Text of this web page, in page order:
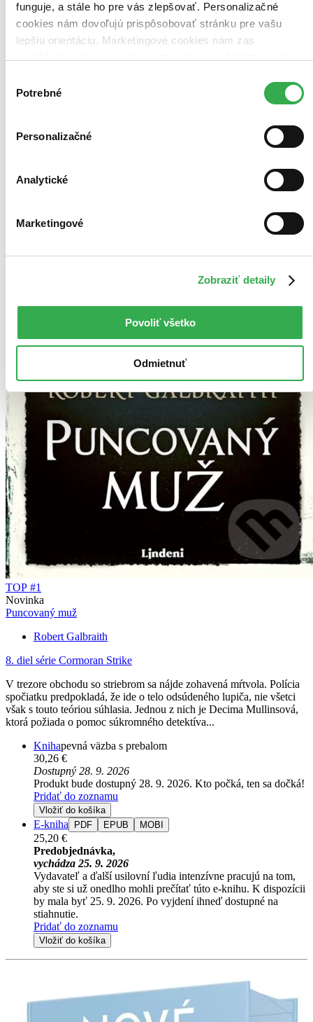
funguje, a stále ho pre vás zlepšovať. Personalizačné
cookies nám dovoľujú prispôsobovať stránku pre vašu
lepšiu orientáciu. Marketingové cookies nám zas
keby sme mohli používať všetky tieto cookies. Ďakujeme!
súhlasu
Potrebné
Personalizačné
Analytické
Marketingové
Zobraziť detaily
Povoliť všetko
Odmietnuť
Bestsellery
Top hodnotené
Najdrahšie
Najlacnejšie
v predpredaji
TOP #1
Novinka
Puncovaný muž
Robert Galbraith
8. diel série Cormoran Strike
V trezore obchodu so striebrom sa nájde zohavená mŕtvola. Polícia
spočiatku predpokladá, že ide o telo odsúdeného lupiča, nie všetci
však s touto teóriou súhlasia. Jednou z nich je Decima Mullinsová,
ktorá požiada o pomoc súkromného detektíva...
Knihapevná väzba s prebalom
30,26 €
Dostupný 28. 9. 2026
Produkt bude dostupný 28. 9. 2026. Kto počká, ten sa dočká!
Pridať do zoznamu
Vložiť do košíka
E-kniha PDF EPUB MOBI
25,20 €
Predobjednávka,
vychádza 25. 9. 2026
Vydavateľ a ďalší usilovní ľudia intenzívne pracujú na tom,
aby ste si už onedlho mohli prečítať túto e-knihu. K dispozícii
by mala byť 25. 9. 2026. Po vyjdení ihneď dostupné na
stiahnutie.
Pridať do zoznamu
Vložiť do košíka